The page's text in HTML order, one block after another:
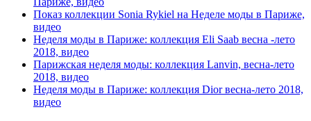
Показ коллекции Sonia Rykiel на Неделе моды в Париже,
видео
Неделя моды в Париже: коллекция Eli Saab весна -лето
2018, видео
Парижская неделя моды: коллекция Lanvin, весна-лето
2018, видео
Неделя моды в Париже: коллекция Dior весна-лето 2018,
видео